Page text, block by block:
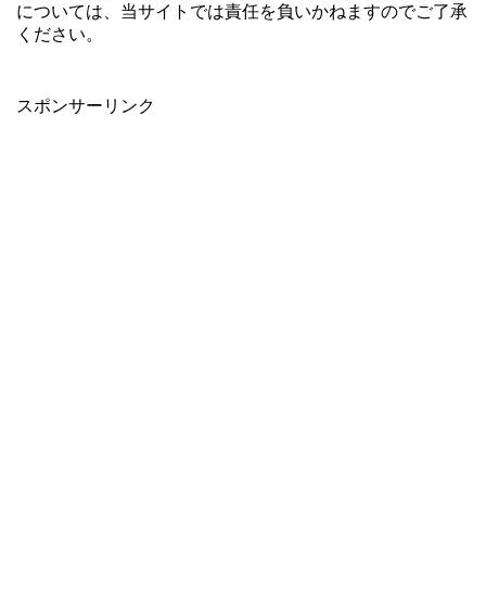
については、当サイトでは責任を負いかねますのでご了承
ください。
スポンサーリンク